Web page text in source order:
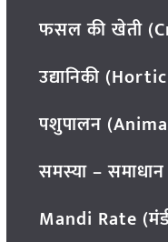
फसल की खेती
उद्यानिकी
पशुपालन
समस्या –
Mandi Rate